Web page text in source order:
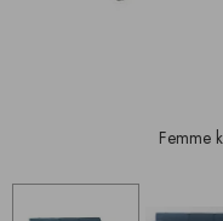
Femme